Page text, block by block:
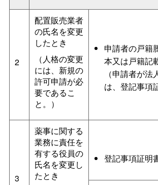
2
配置販売業者
の氏名を変更
したとき
（人格の変更
には、新規の
許可申請が必
要であるこ
と。）
申請者の戸籍
本又は戸籍記
（申請者が法
は、登記事項
3
薬事に関する
業務に責任を
有する役員の
氏名を変更し
たとき
登記事項証明